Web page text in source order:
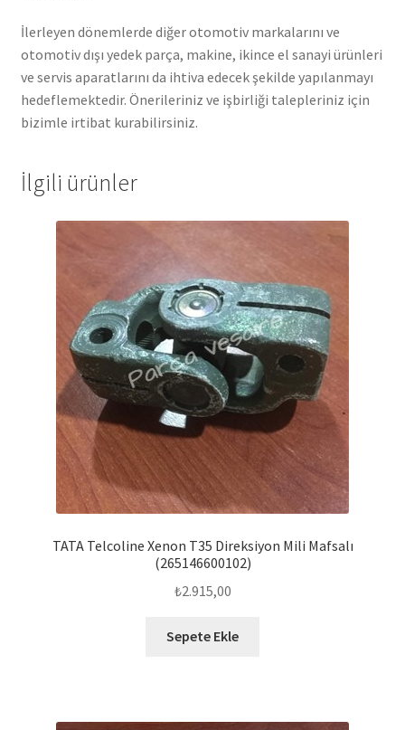
İlerleyen dönemlerde diğer otomotiv markalarını ve
otomotiv dışı yedek parça, makine, ikince el sanayi ürünleri
ve servis aparatlarını da ihtiva edecek şekilde yapılanmayı
hedeflemektedir. Önerileriniz ve işbirliği talepleriniz için
bizimle irtibat kurabilirsiniz.
İlgili ürünler
TATA Telcoline Xenon T35 Direksiyon Mili Mafsalı
(265146600102)
₺2.915,00
Sepete Ekle